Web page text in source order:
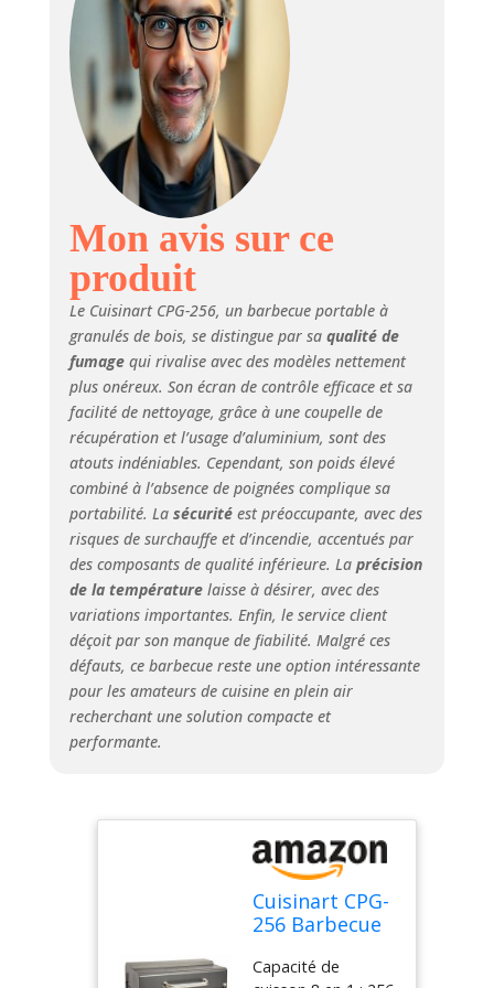
partout.
Technologie
avancée au feu de
bois : avec une
large plage de
température de
82,2 °C à 260 °C, la
commande
des granulés selon
température.
Contrôleur
numérique :
allumage
électronique à
démarrage
automatique,
contrôle numérique
de la température
automatique et
affichage de la
température LED
en temps réel.
Mon avis sur ce
produit
Le Cuisinart CPG-256, un barbecue portable à
granulés de bois, se distingue par sa qualité de
fumagequi rivalise avec des modèles nettement
plus onéreux. Son écran de contrôle efficace et sa
facilité de nettoyage, grâce à une coupelle de
récupération et l’usage d’aluminium, sont des
atouts indéniables. Cependant, son poids élevé
combiné à l’absence de poignées complique sa
portabilité. La sécuritéest préoccupante, avec des
risques de surchauffe et d’incendie, accentués par
des composants de qualité inférieure. La précision
de la températurelaisse à désirer, avec des
variations importantes. Enfin, le service client
déçoit par son manque de fiabilité. Malgré ces
défauts, ce barbecue reste une option intéressante
pour les amateurs de cuisine en plein air
recherchant une solution compacte et
performante.
Cuisinart CPG-
256 Barbecue
granulés de
Capacité de